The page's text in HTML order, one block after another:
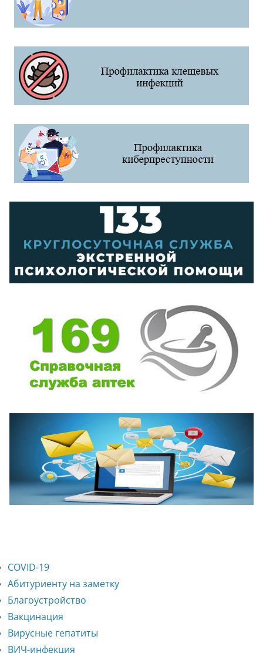
COVID-19
Абитуриенту на заметку
Благоустройство
Вакцинация
Вирусные гепатиты
ВИЧ-инфекция